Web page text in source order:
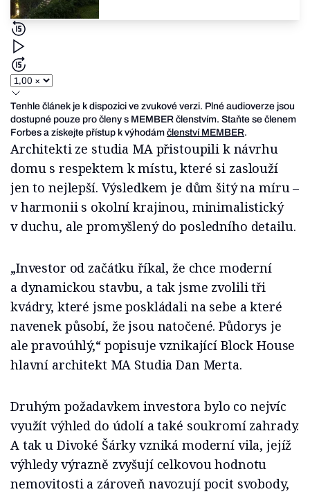
Tenhle článek je k dispozici ve zvukové verzi. Plné audioverze jsou
dostupné pouze pro členy s MEMBER členstvím. Staňte se členem
Forbes a získejte přístup k výhodám členství MEMBER.
Architekti ze studia MA přistoupili k návrhu
domu s respektem k místu, které si zaslouží
jen to nejlepší. Výsledkem je dům šitý na míru –
v harmonii s okolní krajinou, minimalistický
v duchu, ale promyšlený do posledního detailu.
„Investor od začátku říkal, že chce moderní
a dynamickou stavbu, a tak jsme zvolili tři
kvádry, které jsme poskládali na sebe a které
navenek působí, že jsou natočené. Půdorys je
ale pravoúhlý,“ popisuje vznikající Block House
hlavní architekt MA Studia Dan Merta.
Druhým požadavkem investora bylo co nejvíc
využít výhled do údolí a také soukromí zahrady.
A tak u Divoké Šárky vzniká moderní vila, jejíž
výhledy výrazně zvyšují celkovou hodnotu
nemovitosti a zároveň navozují pocit svobody,